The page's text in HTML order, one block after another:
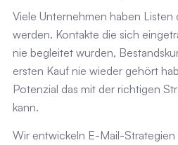
Viele Unternehmen haben
werden. Kontakte die sich
nie begleitet wurden,
ersten Kauf nie wieder gehört
Potenzial das mit der richtigen
kann.
Wir entwickeln E-Mail-Strategien